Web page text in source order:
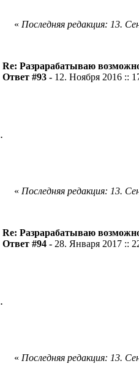
« Последняя редакция: 13.
Re: Разрарабатываю
Ответ #93 - 12. Ноября 2016 ::
.
« Последняя редакция: 13.
Re: Разрарабатываю
Ответ #94 - 28. Января 2017 ::
.
« Последняя редакция: 13.